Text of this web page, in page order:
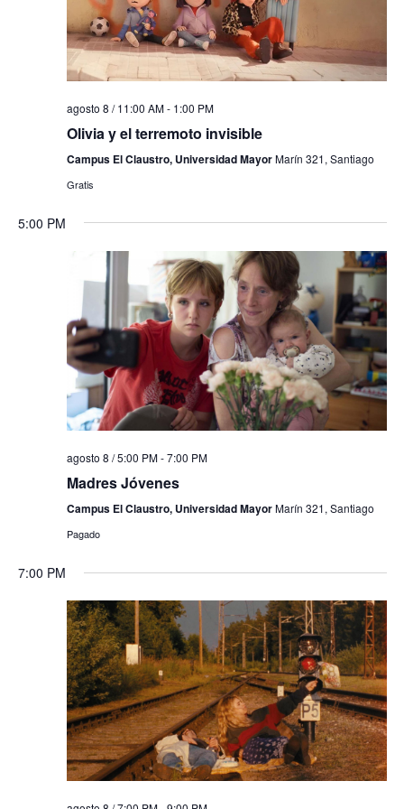
agosto 8 / 11:00 AM- 1:00 PM
Olivia y el terremoto invisible
Campus El Claustro, Universidad MayorMarín 321, Santiago
Gratis
5:00 PM
agosto 8 / 5:00 PM-7:00 PM
Madres Jóvenes
Campus El Claustro, Universidad MayorMarín 321, Santiago
Pagado
7:00 PM